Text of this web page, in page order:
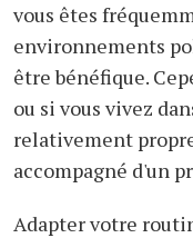
vous êtes
environnements
être bénéfique.
ou si vous vivez
relativement
accompagné d'un
Adapter votre